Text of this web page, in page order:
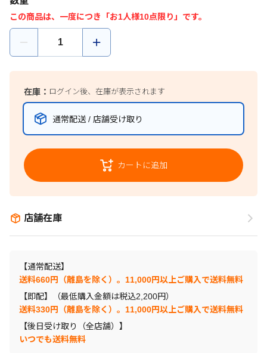
この商品は、一度につき「お1人様10点限り」です。
在庫： ログイン後、在庫が表示されます
通常配送 / 店舗受け取り
カートに追加
店舗在庫
【通常配送】
送料660円（離島を除く）。11,000円以上ご購入で送料無料
【即配】（最低購入金額は税込2,200円）
送料330円（離島を除く）。11,000円以上ご購入で送料無料
【後日受け取り（全店舗）】
いつでも送料無料